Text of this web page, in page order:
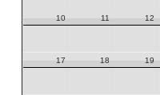
10 11 12
17 18 19